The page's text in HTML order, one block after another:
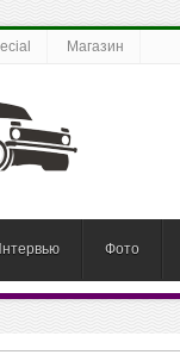
Магазин
Фото